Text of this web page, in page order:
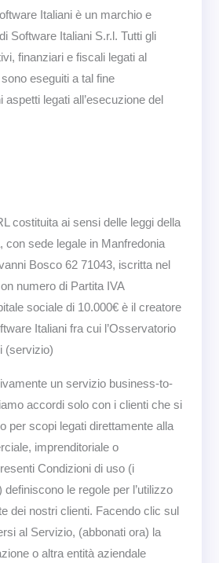
Italiani è un marchio e
Software Italiani S.r.l. Tutti gli
finanziari e fiscali legati al
eseguiti a tal fine
legati all’esecuzione del
costituita ai sensi delle leggi della
con sede legale in Manfredonia
Bosco 62 71043, iscritta nel
numero di Partita IVA
sociale di 10.000€ è il creatore
Italiani fra cui l’Osservatorio
(servizio)
un servizio business-to-
accordi solo con i clienti che si
per scopi legati direttamente alla
imprenditoriale o
Condizioni di uso (i
definiscono le regole per l’utilizzo
dei nostri clienti. Facendo clic sul
al Servizio, (abbonati ora) la
o altra entità aziendale